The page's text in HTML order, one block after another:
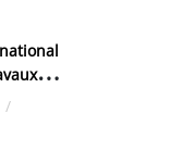
zone
/